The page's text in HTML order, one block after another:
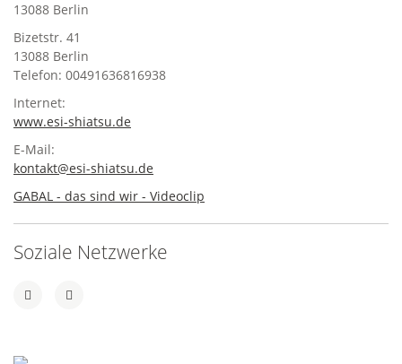
13088 Berlin
Bizetstr. 41
13088 Berlin
Telefon: 00491636816938
Internet:
www.esi-shiatsu.de
E-Mail:
kontakt@esi-shiatsu.de
GABAL - das sind wir - Videoclip
Soziale Netzwerke